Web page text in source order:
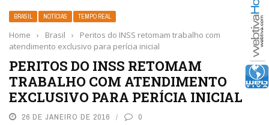
BRASIL NOTÍCIAS TEMPO REAL
Home › Brasil ›
Peritos do INSS retomam trabalho com
atendimento exclusivo para perícia inicial
PERITOS DO INSS RETOMAM
TRABALHO COM ATENDIMENTO
EXCLUSIVO PARA PERÍCIA INICIAL
26 DE JANEIRO DE 2016 0